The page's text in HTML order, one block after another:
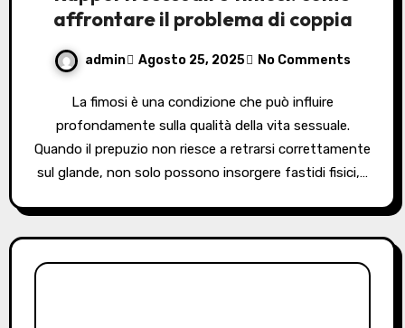
affrontare il problema di coppia
admin Agosto 25, 2025 No Comments
La fimosi è una condizione che può influire
profondamente sulla qualità della vita sessuale.
Quando il prepuzio non riesce a retrarsi correttamente
sul glande, non solo possono insorgere fastidi fisici,…